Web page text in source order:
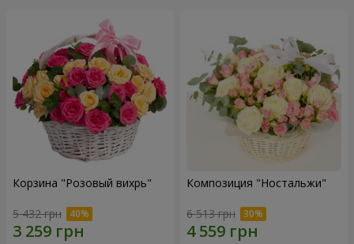
Корзина "Розовый вихрь"
5 432 грн
Композиция "Ностальжи"
6 513 грн